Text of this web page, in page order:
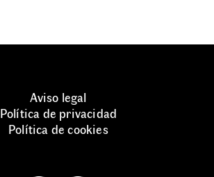
Aviso legal
Política de privacidad
Política de cookies